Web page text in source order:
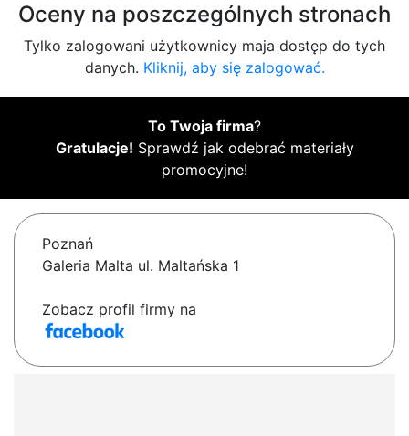
Oceny na poszczególnych stronach
Tylko zalogowani użytkownicy maja dostęp do tych
danych. Kliknij, aby się zalogować.
To Twoja firma?
Gratulacje! Sprawdź jak odebrać materiały
promocyjne!
Poznań
Galeria Malta ul. Maltańska 1
Zobacz profil firmy na